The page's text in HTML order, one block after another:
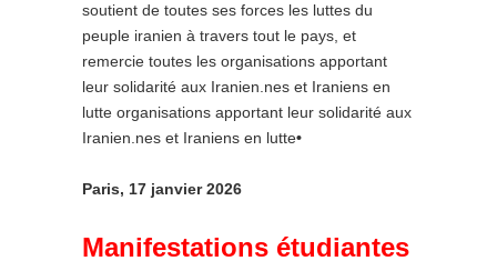
soutient de toutes ses forces les luttes du
peuple iranien à travers tout le pays, et
remercie toutes les organisations apportant
leur solidarité aux Iranien.nes et Iraniens en
lutte organisations apportant leur solidarité aux
Iranien.nes et Iraniens en lutte•
Paris, 17 janvier 2026
Manifestations étudiantes